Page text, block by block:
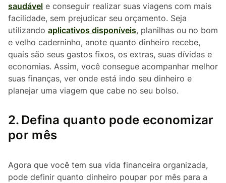
saudável e conseguir realizar suas viagens com mais
facilidade, sem prejudicar seu orçamento. Seja
utilizando aplicativos disponíveis, planilhas ou no bom
e velho caderninho, anote quanto dinheiro recebe,
quais são seus gastos fixos, os extras, suas dívidas e
economias. Assim, você consegue acompanhar melhor
suas finanças, ver onde está indo seu dinheiro e
planejar uma viagem que cabe no seu bolso.
2. Defina quanto pode economizar
por mês
Agora que você tem sua vida financeira organizada,
pode definir quanto dinheiro poupar por mês para a